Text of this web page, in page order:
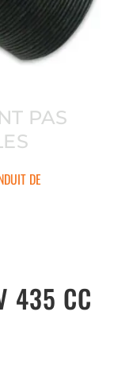
PAS
DE
435 CC